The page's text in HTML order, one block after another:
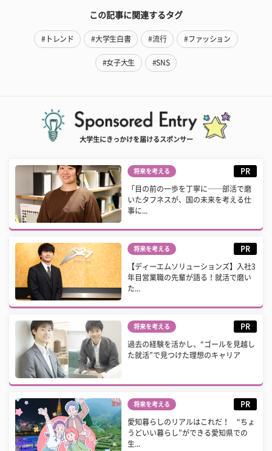
この記事に関連するタグ
#トレンド #大学生白書 #流行 #ファッション
#女子大生 #SNS
大学生にきっかけを届けるスポンサー
将来を考える PR
「目の前の一歩を丁寧に──部活で磨
いたタフネスが、国の未来を考える仕
事に...
将来を考える PR
【ディーエムソリューションズ】入社3
年目営業職の先輩が語る！就活で磨い
た...
将来を考える PR
過去の経験を活かし、“ゴールを見越し
た就活”で見つけた理想のキャリア
将来を考える PR
愛知暮らしのリアルはこれだ！ “ちょ
うどいい暮らし”ができる愛知県での
生...